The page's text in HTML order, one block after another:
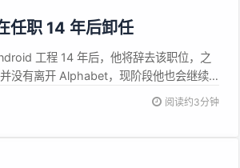
任职 14 年后卸任
工程 14 年后，他将辞去该职位，之
没有离开 Alphabet，现阶段他也会继续
导 Android 工程 14 年之后，我决定是时候
阅读约3分钟